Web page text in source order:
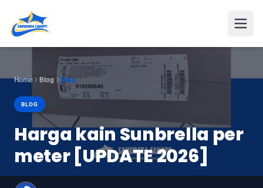
Home Blog Blog
BLOG
Harga kain Sunbrella per
meter [UPDATE 2026]